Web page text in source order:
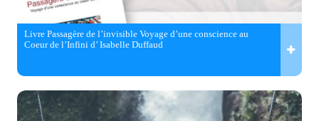
Livre Passagère de l’invisible Voyage d’une conscience au
Coeur de l’Infini d’ Isabelle Duffaud